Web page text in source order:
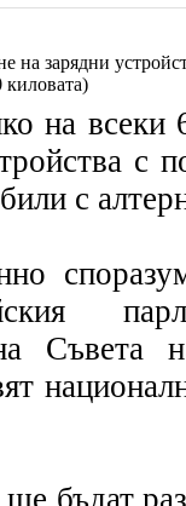
на зарядни
на всеки
с
с
на
ще бъдат